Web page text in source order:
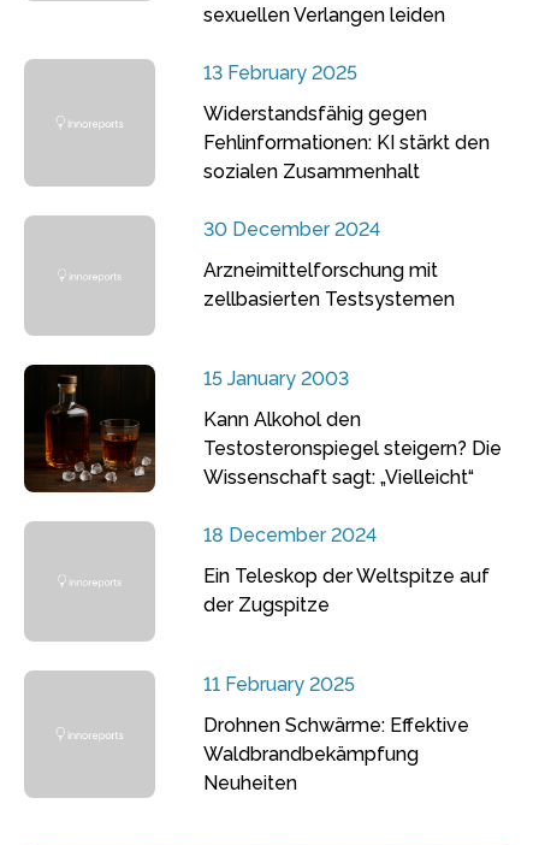
sexuellen Verlangen leiden
13 February 2025
Widerstandsfähig gegen
Fehlinformationen: KI stärkt den
sozialen Zusammenhalt
30 December 2024
Arzneimittelforschung mit
zellbasierten Testsystemen
15 January 2003
Kann Alkohol den
Testosteronspiegel steigern? Die
Wissenschaft sagt: „Vielleicht“
18 December 2024
Ein Teleskop der Weltspitze auf
der Zugspitze
11 February 2025
Drohnen Schwärme: Effektive
Waldbrandbekämpfung
Neuheiten